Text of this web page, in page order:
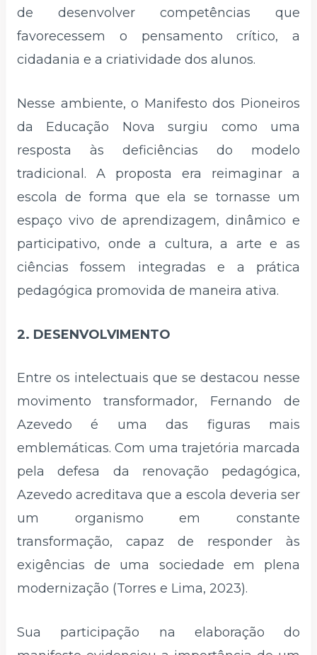
de desenvolver competências que
favorecessem o pensamento crítico, a
cidadania e a criatividade dos alunos.
Nesse ambiente, o Manifesto dos Pioneiros
da Educação Nova surgiu como uma
resposta às deficiências do modelo
tradicional. A proposta era reimaginar a
escola de forma que ela se tornasse um
espaço vivo de aprendizagem, dinâmico e
participativo, onde a cultura, a arte e as
ciências fossem integradas e a prática
pedagógica promovida de maneira ativa.
2. DESENVOLVIMENTO
Entre os intelectuais que se destacou nesse
movimento transformador, Fernando de
Azevedo é uma das figuras mais
emblemáticas. Com uma trajetória marcada
pela defesa da renovação pedagógica,
Azevedo acreditava que a escola deveria ser
um organismo em constante
transformação, capaz de responder às
exigências de uma sociedade em plena
modernização (Torres e Lima, 2023).
Sua participação na elaboração do